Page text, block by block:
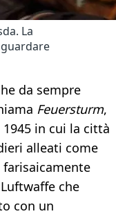
La
da sempre
Feuersturm,
in cui la città
alleati come
farisaicamente
che
con un